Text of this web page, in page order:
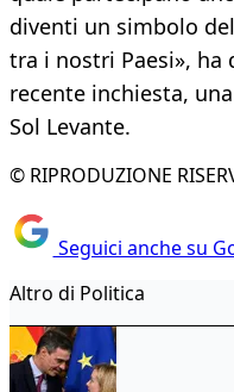
diventi un simbolo
tra i nostri Paesi», ha
recente inchiesta,
Sol Levante.
© RIPRODUZIONE
Seguici anche su
Altro di Politica